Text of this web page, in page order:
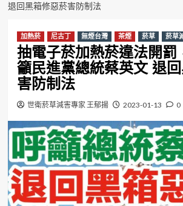
退回黑箱修惡菸害防制法
加熱菸 尼古丁 無煙台灣 茶煙 菸草 菸草
抽電子菸加熱菸違法開罰
籲民進黨總統蔡英文 退
害防制法
世衛菸草減害專家 王郁揚 2023-01-13 0